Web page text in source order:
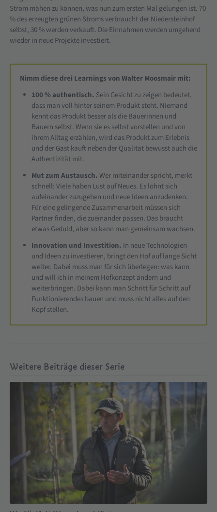
Strom mähen zu können, was nun zum ersten Mal gelungen ist. 70
% des erzeugten grünen Stroms verbraucht der Niedersteinhof
selbst, 30 % werden verkauft. Die Einnahmen werden umgehend
wieder in neue Projekte investiert.
Nimm diese drei Learnings von Walter Moosmair mit:
100 % authentisch. Sein Gesicht zu zeigen bedeutet,
dass man voll hinter seinem Produkt steht. Niemand
kennt das Produkt besser als die Bäuerinnen und
Bauern selbst. Wenn sie es selbst vorstellen und von
ihrem Alltag erzählen, wird das Produkt zum Erlebnis
und der Gast kauft neben der Qualität bewusst auch die
Authentizität mit.
Mut zum Austausch.Wer miteinander spricht, merkt
schnell: Viele haben Lust auf Neues. Es lohnt sich
aufeinander zuzugehen und neue Ideen anzudenken.
Für eine gelingende Zusammenarbeit müssen sich
Partner finden, die zueinander passen. Das braucht
etwas Geduld, aber so kann man gemeinsam wachsen.
Innovation und Investition. In neue Technologien
und Ideen zu investieren, bringt den Hof auf lange Sicht
weiter. Dabei muss man für sich überlegen: was kann
und will ich in meinem Hofkonzept ändern und
weiterbringen. Dabei kann man Schritt für Schritt auf
Funktionierendes bauen und muss nicht alles auf den
Kopf stellen.
Weitere Beiträge dieser Serie